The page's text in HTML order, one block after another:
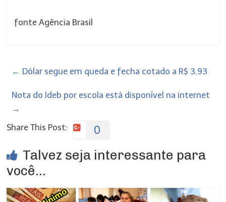
fonte Agência Brasil
← Dólar segue em queda e fecha cotado a R$ 3,93
Nota do Ideb por escola está disponível na internet
→
Share This Post:
0
Talvez seja interessante para
você...